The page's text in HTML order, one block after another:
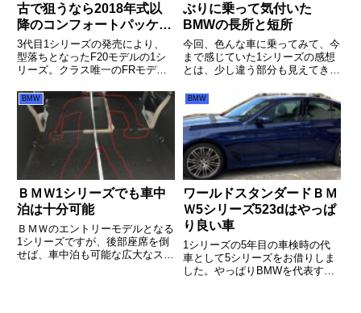
古で狙うなら2018年式以
降のコンフォートパッケー
ジ付がおススメ
3代目1シリーズの発売により、
型落ちとなったF20モデルの1シ
リーズ。クラス唯一のFRモデル
狙っている人もいると思います。
そんな1シリーズを中古車で狙う
際のおススメグレードやオプショ
ンを書いています。
ぶりに乗って気付いた
BMWの長所と短所
今回、色んな車に乗ってみて、今
まで感じていた1シリーズの感想
とは、少し違う部分も見えてきま
のは楽しいですし、色んな経験を
してみるものですね。
BMW
ＢＭＷ1シリーズでも車中
泊は十分可能
ＢＭＷのエントリーモデルとなる
1シリーズですが、後部座席を倒
せば、車中泊も可能な広大なスペ
BMW
ワールドスタンダードＢＭ
Ｗ5シリーズ523dはやっぱ
り良い車
1シリーズの5年目の車検時の代
車として5シリーズをお借りしま
した。やっぱりBMWを代表する